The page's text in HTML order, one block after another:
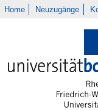
Home Neuzugänge